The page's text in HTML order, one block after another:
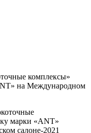
комплексы»
на Международном